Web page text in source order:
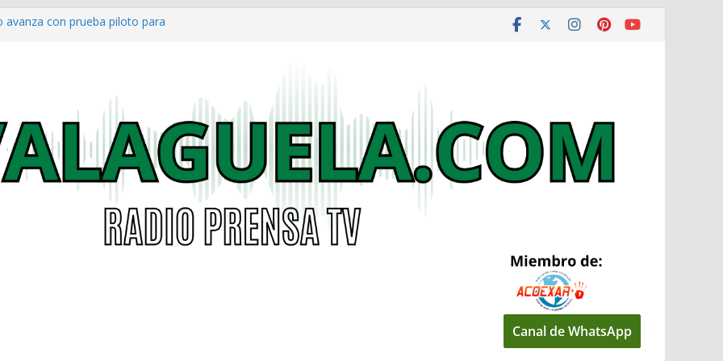
avanza con prueba piloto para
eléctricas: alcaldías podrán
garantizar acceso digno a
ya cuenta con parques infantiles
Canal de WhatsApp